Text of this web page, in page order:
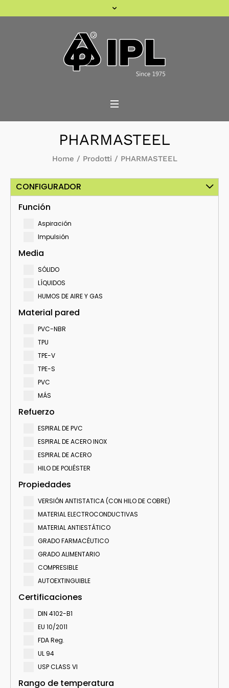
PHARMASTEEL
Home / Prodotti / PHARMASTEEL
CONFIGURADOR
Función
Aspiración
Impulsión
Media
SÓLIDO
LÍQUIDOS
HUMOS DE AIRE Y GAS
Material pared
PVC-NBR
TPU
TPE-V
TPE-S
PVC
MÁS
Refuerzo
ESPIRAL DE PVC
ESPIRAL DE ACERO INOX
ESPIRAL DE ACERO
HILO DE POLIÉSTER
Propiedades
VERSIÓN ANTISTATICA (CON HILO DE COBRE)
MATERIAL ELECTROCONDUCTIVAS
MATERIAL ANTIESTÁTICO
GRADO FARMACÉUTICO
GRADO ALIMENTARIO
COMPRESIBLE
AUTOEXTINGUIBLE
Certificaciones
DIN 4102-B1
EU 10/2011
FDA Reg.
UL 94
USP CLASS VI
Rango de temperatura